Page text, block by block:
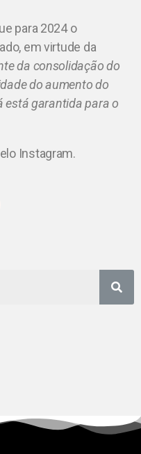
para 2024 o
em virtude da
da consolidação do
do aumento do
está garantida para o
Instagram.